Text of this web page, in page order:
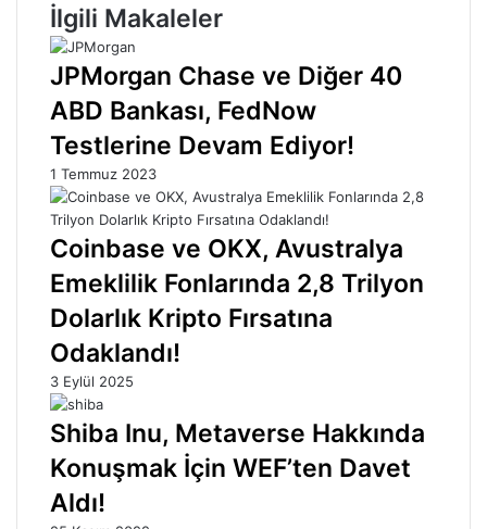
İlgili Makaleler
JPMorgan Chase ve Diğer 40
ABD Bankası, FedNow
Testlerine Devam Ediyor!
1 Temmuz 2023
Coinbase ve OKX, Avustralya
Emeklilik Fonlarında 2,8 Trilyon
Dolarlık Kripto Fırsatına
Odaklandı!
3 Eylül 2025
Shiba Inu, Metaverse Hakkında
Konuşmak İçin WEF’ten Davet
Aldı!